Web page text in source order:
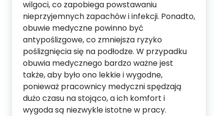
wilgoci, co zapobiega powstawaniu
nieprzyjemnych zapachów i infekcji. Ponadto,
obuwie medyczne powinno być
antypoślizgowe, co zmniejsza ryzyko
poślizgnięcia się na podłodze. W przypadku
obuwia medycznego bardzo ważne jest
także, aby było ono lekkie i wygodne,
ponieważ pracownicy medyczni spędzają
dużo czasu na stojąco, a ich komfort i
wygoda są niezwykle istotne w pracy.